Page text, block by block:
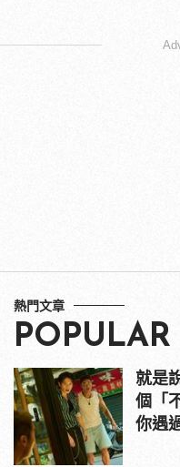
熱門文章
POPULAR
就是
個「
你遇